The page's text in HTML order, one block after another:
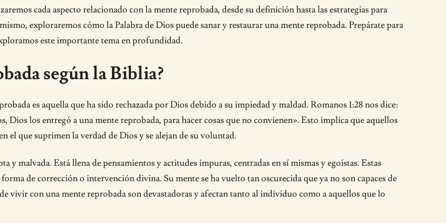
cada aspecto relacionado con la mente reprobada, desde su definición hasta las estrategias para
exploraremos cómo la Palabra de Dios puede sanar y restaurar una mente reprobada. Prepárate para
este importante tema en profundidad.
según la Biblia?
es aquella que ha sido rechazada por Dios debido a su impiedad y maldad. Romanos 1:28 nos dice:
Dios los entregó a una mente reprobada, para hacer cosas que no convienen». Esto implica que aquellos
el que suprimen la verdad de Dios y se alejan de su voluntad.
y malvada. Está llena de pensamientos y actitudes impuras, centradas en sí mismas y egoístas. Estas
de corrección o intervención divina. Su mente se ha vuelto tan oscurecida que ya no son capaces de
vivir con una mente reprobada son devastadoras y afectan tanto al individuo como a aquellos que lo